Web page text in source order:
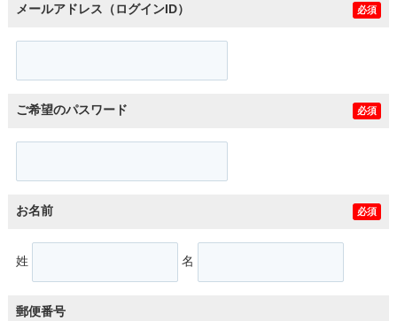
メールアドレス（ログインID） 必須
ご希望のパスワード 必須
お名前 必須
姓 名
郵便番号